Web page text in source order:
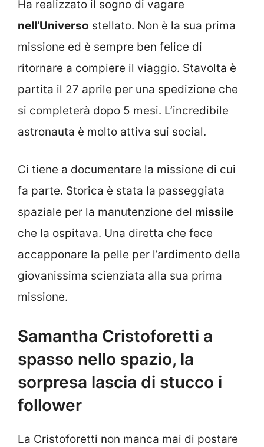
Ha realizzato il sogno di vagare
nell’Universo stellato. Non è la sua prima
missione ed è sempre ben felice di
ritornare a compiere il viaggio. Stavolta è
partita il 27 aprile per una spedizione che
si completerà dopo 5 mesi. L’incredibile
astronauta è molto attiva sui social.
Ci tiene a documentare la missione di cui
fa parte. Storica è stata la passeggiata
spaziale per la manutenzione del missile
che la ospitava. Una diretta che fece
accapponare la pelle per l’ardimento della
giovanissima scienziata alla sua prima
missione.
Samantha Cristoforetti a
spasso nello spazio, la
sorpresa lascia di stucco i
follower
La Cristoforetti non manca mai di postare